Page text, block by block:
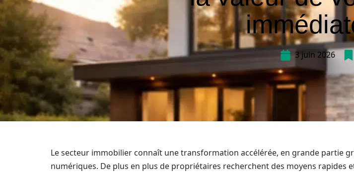
3 juin 2026
Le secteur immobilier connaît une transformation accélérée, en grande partie
numériques. De plus en plus de propriétaires recherchent des moyens rapides